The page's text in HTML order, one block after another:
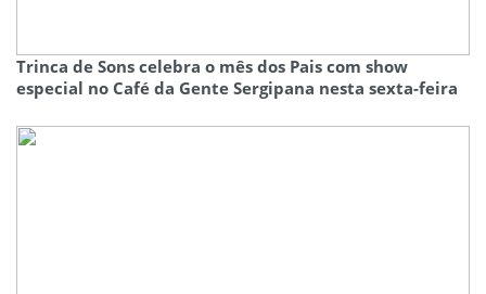
Trinca de Sons celebra o mês dos Pais com show
especial no Café da Gente Sergipana nesta sexta-feira